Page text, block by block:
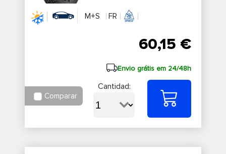
M+S FR
60,15 €
Envio grátis em 24/48h
Comparar
Cantidad: